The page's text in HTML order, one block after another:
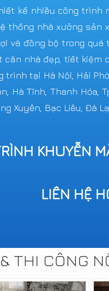
kế nhiều công trình
thống nhà xưởng sản
và đồng bộ trong quá
nhà đẹp, tiết kiệm
tại Hà Nội, Hải
Hà Tĩnh, Thanh Hóa,
Xuyên, Bạc Liêu, Đà
KHUYỄN
LIÊN HỆ
THI CÔNG